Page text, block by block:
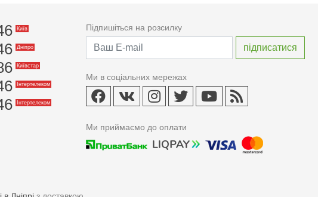
Київ
Дніпро
Київстар
Інтертелеком
Інтертелеком
Підпишіться на розсилку
Ми в соціальних мережах
Ми приймаємо до оплати